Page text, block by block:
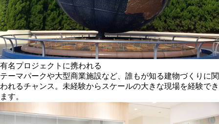
有名プロジェクトに携われる
テーマパークや大型商業施設など、誰もが知る建物づくりに関
われるチャンス。未経験からスケールの大きな現場を経験でき
ます。